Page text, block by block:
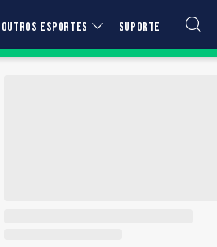
OUTROS ESPORTES SUPORTE